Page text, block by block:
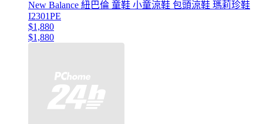
New Balance 紐巴倫 童鞋 小童涼鞋 包頭涼鞋 瑪莉珍鞋
I2301PE
$1,880
$1,880